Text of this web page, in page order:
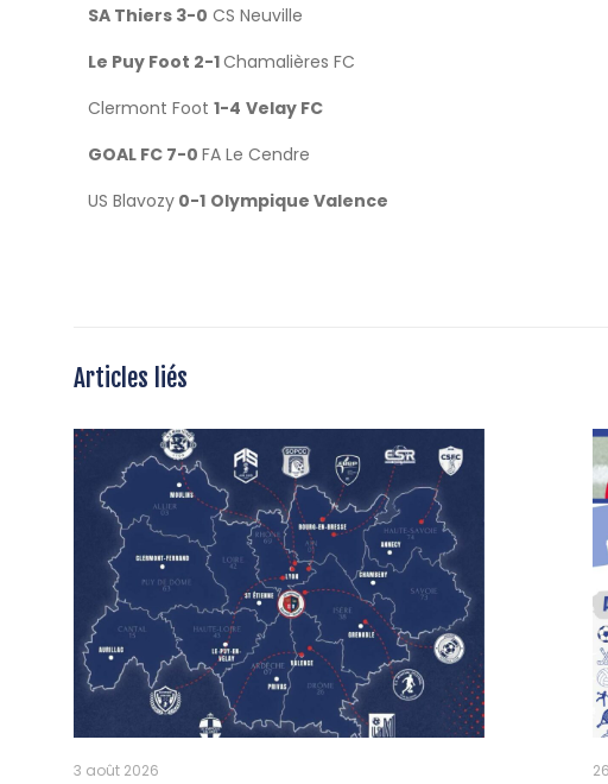
SA Thiers 3-0 CS Neuville
Le Puy Foot 2-1Chamalières FC
Clermont Foot1-4 Velay FC
GOAL FC 7-0FA Le Cendre
US Blavozy 0-1 Olympique Valence
Articles liés
3 août 2026